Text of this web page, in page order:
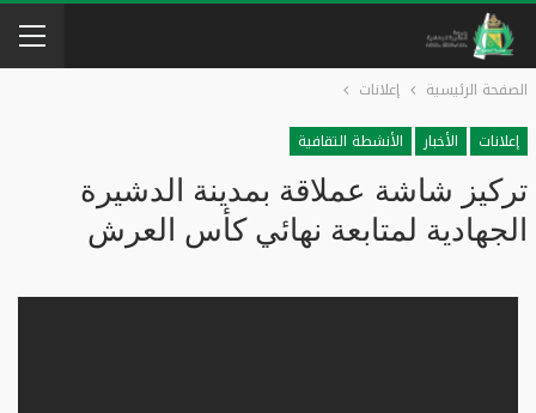
الصفحة الرئيسية
إعلانات
إعلانات
الأخبار الأنشطة التقافية
تركيز شاشة عملاقة بمدينة الدشيرة
الجهادية لمتابعة نهائي كأس العرش